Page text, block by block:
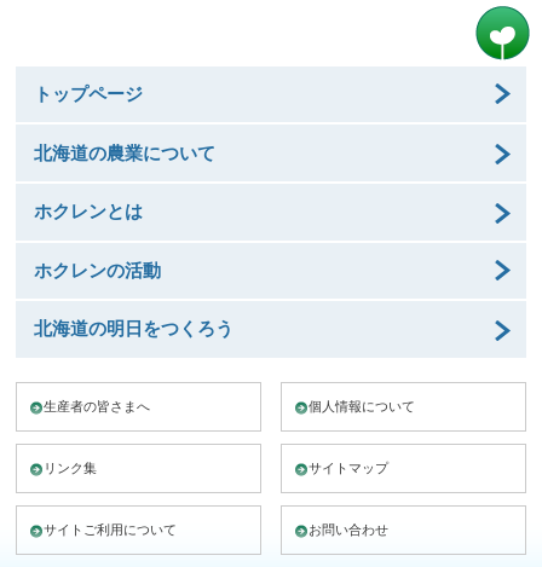
トップページ
北海道の農業について
ホクレンとは
ホクレンの活動
北海道の明日をつくろう
生産者の皆さまへ 個人情報について
リンク集 サイトマップ
サイトご利用について お問い合わせ